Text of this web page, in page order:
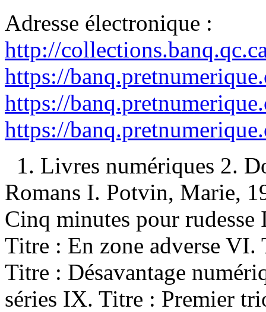
Adresse électronique :
http://
https://
https://
https://
1. Livres numériques 2.
Romans I. Potvin, Marie,
Cinq minutes pour rudesse
Titre : En zone adverse
Titre : Désavantage
séries IX. Titre : Premier